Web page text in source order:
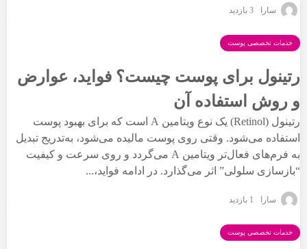
سارا 3 بازدید
خدمات تخصصی پوست
رتینول برای پوست چیست؟ فواید، عوارض
و روش استفاده آن
رتینول (Retinol) یک نوع ویتامین A است که برای بهبود پوست
استفاده می‌شود. وقتی روی پوست مالیده می‌شود، به‌تدریج تبدیل
به فرم‌های فعال‌تر ویتامین A می‌گردد و روی سرعت و کیفیت
“بازسازی سلولی” اثر می‌گذارد. در ادامه فواید،...
سارا 1 بازدید
خدمات تخصصی پوست